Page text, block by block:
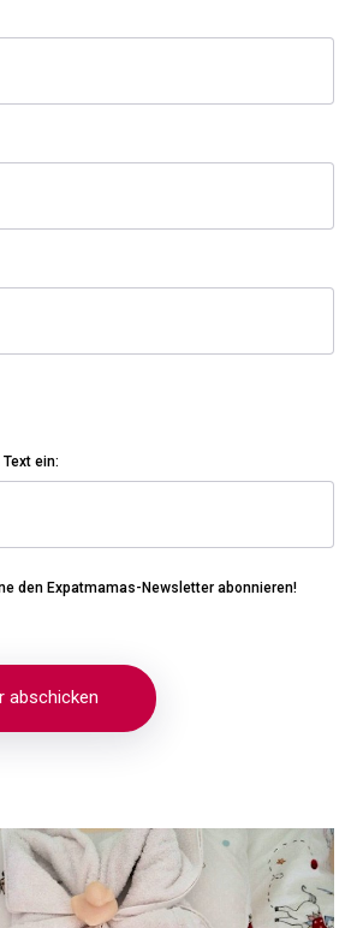
ein:
den Expatmamas-Newsletter abonnieren!